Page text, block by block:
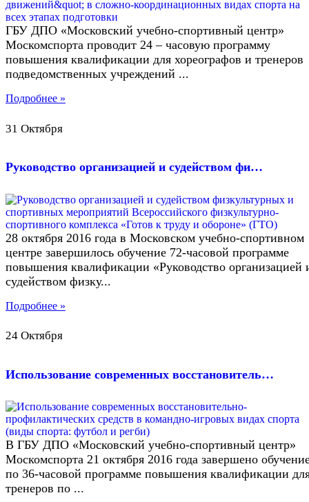
ГБУ ДПО «Московский учебно-спортивный центр»
Москомспорта проводит 24 – часовую программу
повышения квалификации для хореографов и тренеров
подведомственных учреждений ...
Подробнее »
31 Октября
Руководство организацией и судейством фи…
28 октября 2016 года в Московском учебно-спортивном
центре завершилось обучение 72-часовой программе
повышения квалификации «Руководство организацией
судейством физку...
Подробнее »
24 Октября
Использование современных восстановитель…
В ГБУ ДПО «Московский учебно-спортивный центр»
Москомспорта 21 октября 2016 года завершено
по 36-часовой программе повышения квалификации
тренеров по ...